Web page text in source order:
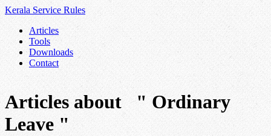
Kerala Service Rules
Articles
Tools
Downloads
Contact
Articles about " Ordinary
Leave "